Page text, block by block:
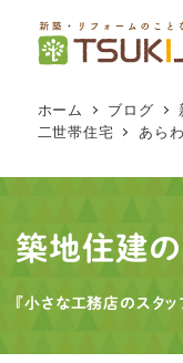
へ
動
ホーム ブログ
二世帯住宅
あら
築地住建
『小さな工務店のスタッ